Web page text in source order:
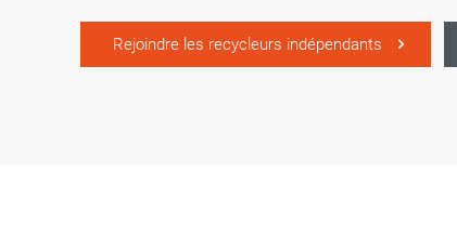
Rejoindre les recycleurs indépendants